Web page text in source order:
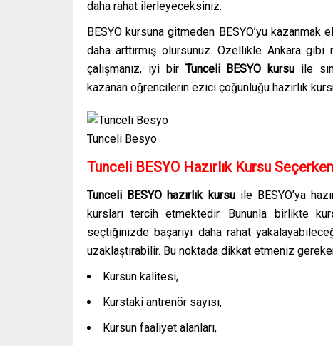
daha rahat ilerleyeceksiniz.
BESYO kursuna gitmeden BESYO’yu
daha arttırmış olursunuz. Özellikle Ankara
çalışmanız, iyi bir Tunceli BESYO kursu ile
kazanan öğrencilerin ezici çoğunluğu hazırlık
Tunceli Besyo
Tunceli BESYO Hazırlık Kursu
Tunceli BESYO hazırlık kursu ile BESYO’ya
kursları tercih etmektedir. Bununla birlikte
seçtiğinizde başarıyı daha rahat
uzaklaştırabilir. Bu noktada dikkat etmeniz
Kursun kalitesi,
Kurstaki antrenör sayısı,
Kursun faaliyet alanları,